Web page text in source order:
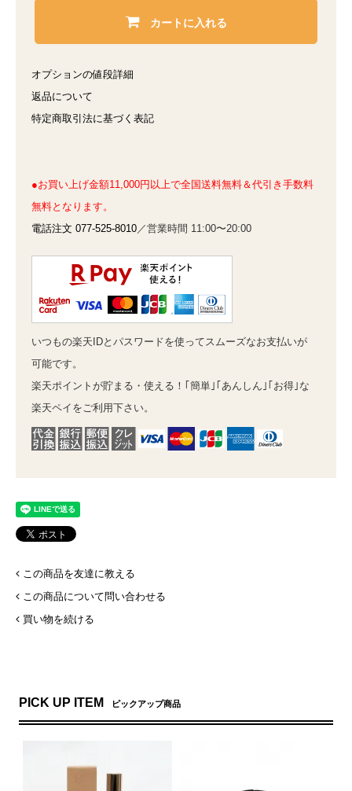
カートに入れる
オプションの値段詳細
返品について
特定商取引法に基づく表記
●お買い上げ金額11,000円以上で全国送料無料＆代引き手数料
無料となります。
電話注文 077-525-8010／営業時間 11:00〜20:00
いつもの楽天IDとパスワードを使ってスムーズなお支払いが
可能です。
楽天ポイントが貯まる・使える！｢簡単｣｢あんしん｣｢お得｣な
楽天ペイをご利用下さい。
この商品を友達に教える
この商品について問い合わせる
買い物を続ける
PICK UP ITEM ピックアップ商品